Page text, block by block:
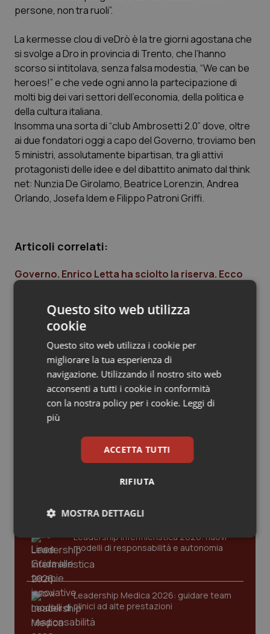
Marche
Molise
Piemonte
Provincia Autonoma di Bolzano
Provincia Autonoma di Trento
Sardegna
Sicilia
Toscana
Umbria
Valle D’Aosta
Veneto
Donna & Salute
Epatiti
HIV
Infezioni & Febbre
Ipertensione & Scompenso
Malattia di Crohn & Rettocolite Ulcerosa
Neuroscienze & patologie neurodegenerative
Obesità
Oftalmologia
Oncodermatologia
Oncoematologia
Psoriasi & pelle
Quotidiano Chirurgia
Quotidiano Oncologia
Quotidiano Pediatria
Rene & patologie urogenitali
persone, non tra ruoli”.
La kermesse clou di veDrò è la tre giorni agostana che
si svolge a Dro in provincia di Trento, che l’hanno
scorso si intitolava, senza falsa modestia, “We can be
heroes!” e che vede ogni anno la partecipazione di
molti big dei vari settori dell’economia, della politica e
della cultura italiana.
Insomma una sorta di “club Ambrosetti 2.0” dove, oltre
ai due fondatori oggi a capo del Governo, troviamo ben
5 ministri, assolutamente bipartisan, tra gli attivi
protagonisti delle idee e del dibattito animato dal think
net: Nunzia De Girolamo, Beatrice Lorenzin, Andrea
Orlando, Josefa Idem e Filippo Patroni Griffi.
Articoli correlati:
Governo. Enrico Letta ha sciolto la riserva. Ecco
tutti i ministri
27 Aprile 2013
© Riproduzione riservata
Ultime analisi e review da QS Pro
Gold
Gestione dell'Ipertensione resistente:
Leadership Infermieristica 2026: nuovi
modelli di responsabilità e autonomia
Leadership Medica 2026: guidare team
clinici ad alte prestazioni
Questo sito web utilizza
cookie
Questo sito web utilizza i cookie per
migliorare la tua esperienza di
navigazione. Utilizzando il nostro sito web
acconsenti a tutti i cookie in conformità
con la nostra policy per i cookie. Leggi di
più
ACCETTA TUTTI
RIFIUTA
MOSTRA DETTAGLI
Necessari Statistici Marketing
Necessari